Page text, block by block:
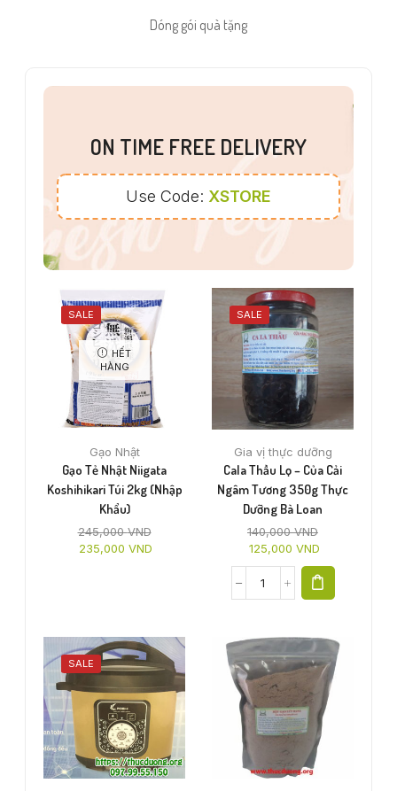
Dóng gói quà tặng
ON TIME FREE DELIVERY
Use Code: XSTORE
SALE
HẾT
HÀNG
Gạo Nhật
Gạo Tẻ Nhật Niigata
Koshihikari Túi 2kg (nhập
Khẩu)
245,000VND
235,000 VND
SALE
Gia vị thực dưỡng
Cala Thầu Lọ – Của Cải
Ngâm Tương 350g Thực
Dưỡng Bà Loan
140,000VND
125,000 VND
SALE